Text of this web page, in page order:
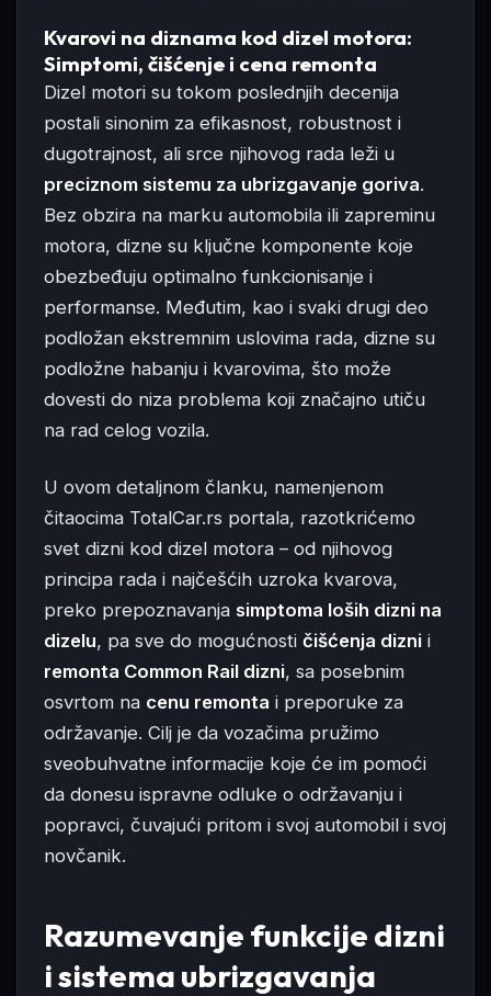
Kvarovi na diznama kod dizel motora:
Simptomi, čišćenje i cena remonta
Dizel motori su tokom poslednjih decenija
postali sinonim za efikasnost, robustnost i
dugotrajnost, ali srce njihovog rada leži u
preciznom sistemu za ubrizgavanje goriva.
Bez obzira na marku automobila ili zapreminu
motora, dizne su ključne komponente koje
obezbeđuju optimalno funkcionisanje i
performanse. Međutim, kao i svaki drugi deo
podložan ekstremnim uslovima rada, dizne su
podložne habanju i kvarovima, što može
dovesti do niza problema koji značajno utiču
na rad celog vozila.
U ovom detaljnom članku, namenjenom
čitaocima TotalCar.rs portala, razotkrićemo
svet dizni kod dizel motora – od njihovog
principa rada i najčešćih uzroka kvarova,
preko prepoznavanja simptoma loših dizni na
dizelu, pa sve do mogućnosti čišćenja dizni i
remonta Common Rail dizni, sa posebnim
osvrtom na cenu remonta i preporuke za
održavanje. Cilj je da vozačima pružimo
sveobuhvatne informacije koje će im pomoći
da donesu ispravne odluke o održavanju i
popravci, čuvajući pritom i svoj automobil i svoj
novčanik.
Razumevanje funkcije dizni
i sistema ubrizgavanja